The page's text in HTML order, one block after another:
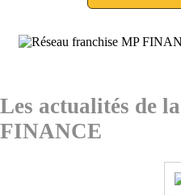
Les actualités de
FINANCE